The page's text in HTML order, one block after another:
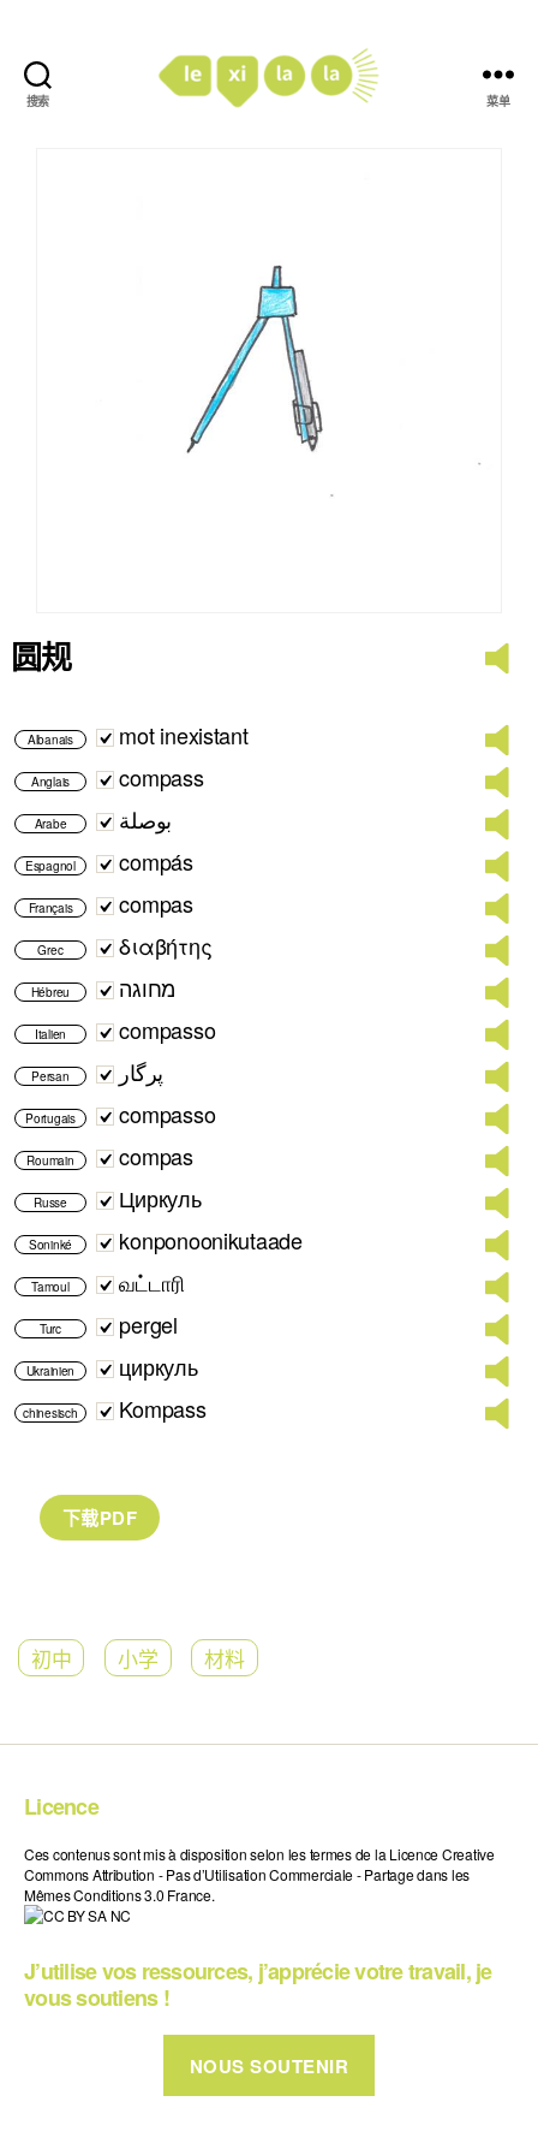
搜索 菜单
圆规
Albanais mot inexistant
Anglais compass
Arabe بوصلة
Espagnol compás
Français compas
Grec διαβήτης
Hébreu מחוגה
Italien compasso
Persan پرگار
Portugais compasso
Roumain compas
Russe Циркуль
Soninké konponoonikutaade
Tamoul வட்டாரி
Turc pergel
Ukrainien циркуль
chinesisch Kompass
初中 小学 材料
Licence
Ces contenus sont mis à disposition selon les termes de la Licence Creative
Commons Attribution - Pas d’Utilisation Commerciale - Partage dans les
Mêmes Conditions 3.0 France.
J’utilise vos ressources, j’apprécie votre travail, je
vous soutiens !
NOUS SOUTENIR